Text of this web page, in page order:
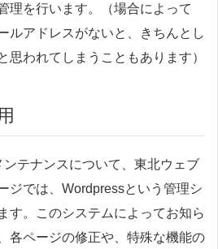
理を行います。（場合によって
ルアドレスがないと、きちんとし
思われてしまうこともあります）
テナンスについて、東北ウェブ
ジでは、Wordpressという管理シ
す。このシステムによってお知ら
各ページの修正や、特殊な機能の